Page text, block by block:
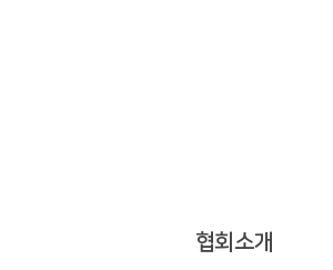
협회소개